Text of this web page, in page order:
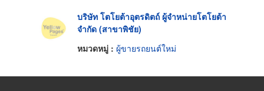
บริษัท โตโยต้าอุตรดิตถ์ ผู้จำหน่ายโตโยต้า
จำกัด (สาขาพิชัย)
หมวดหมู่ : ผู้ขายรถยนต์ใหม่